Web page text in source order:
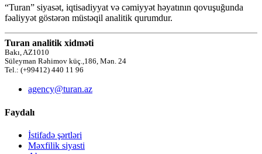
“Turan” siyasət, iqtisadiyyat və cəmiyyət həyatının qovuşuğunda
fəaliyyət göstərən müstəqil analitik qurumdur.
Turan analitik xidməti
Bakı, AZ1010
Süleyman Rəhimov küç.,186, Mən. 24
Tel.: (+99412) 440 11 96
agency@turan.az
Faydalı
İstifadə şərtləri
Məxfilik siyasti